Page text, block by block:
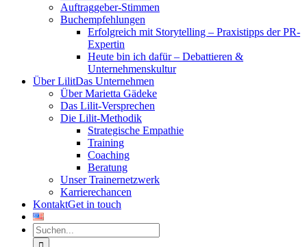
Auftraggeber-Stimmen
Buchempfehlungen
Erfolgreich mit Storytelling – Praxistipps der PR-
Expertin
Heute bin ich dafür – Debattieren &
Unternehmenskultur
Über LilitDas Unternehmen
Über Marietta Gädeke
Das Lilit-Versprechen
Die Lilit-Methodik
Strategische Empathie
Training
Coaching
Beratung
Unser Trainernetzwerk
Karrierechancen
KontaktGet in touch
Suche
nach: